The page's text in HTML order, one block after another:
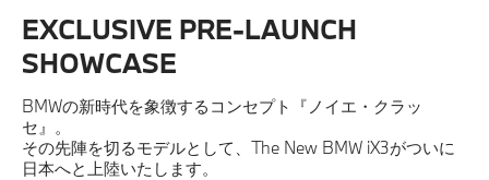
試乗・見積相談
認定中古車
EXCLUSIVE PRE-LAUNCH
SHOWCASE
BMWの新時代を象徴するコンセプト『ノイエ・クラッ
セ』。
その先陣を切るモデルとして、The New BMW iX3がついに
日本へと上陸いたします。